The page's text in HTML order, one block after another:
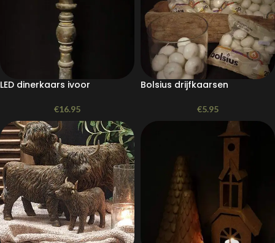
LED dinerkaars ivoor
€16.95
Bolsius drijfkaarsen
€5.95